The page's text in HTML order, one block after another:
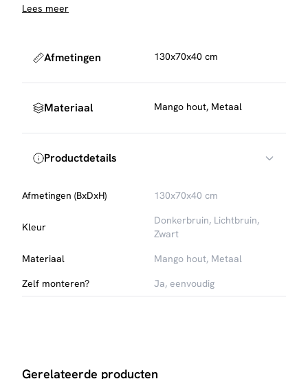
het is ook nog eens
daardoor een natuurlijke uitstraling. De poten zijn gemaakt
van zwart metaal.
Lees meer
Afmetingen 130x70x40 cm
Materiaal Mango hout, Metaal
Productdetails
Afmetingen (BxDxH) 130x70x40 cm
Kleur
Donkerbruin, Lichtbruin,
Zwart
Materiaal
Mango hout, Metaal
Zelf monteren?
Ja, eenvoudig
Gerelateerde producten